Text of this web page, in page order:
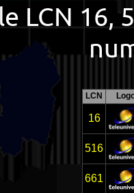
LCN 16,
LCN
16
516
661